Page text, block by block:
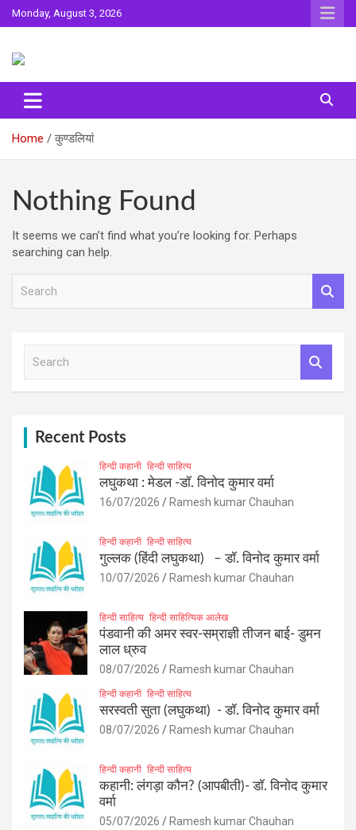
Skip
to
Monday, August 3, 2026
Surta
Home कुण्डलियां
Nothing Found
It seems we can’t find what you’re looking for. Perhaps
searching can help.
Recent Posts
हिन्दी कहानी हिन्दी साहित्य
लघुकथा : मेडल -डॉ. विनोद कुमार वर्मा
16/07/2026 Ramesh kumar Chauhan
हिन्दी कहानी हिन्दी साहित्य
गुल्लक (हिंदी लघुकथा) – डॉ. विनोद कुमार वर्मा
10/07/2026 Ramesh kumar Chauhan
हिन्दी साहित्य हिन्दी साहित्यिक आलेख
पंडवानी की अमर स्वर-सम्राज्ञी तीजन बाई- डुमन
लाल ध्रुव
08/07/2026 Ramesh kumar Chauhan
हिन्दी कहानी हिन्दी साहित्य
सरस्वती सुता (लघुकथा) ​- डॉ. विनोद कुमार वर्मा
08/07/2026 Ramesh kumar Chauhan
हिन्दी कहानी हिन्दी साहित्य
कहानी: लंगड़ा कौन? (आपबीती)​- डॉ. विनोद कुमार
वर्मा
05/07/2026 Ramesh kumar Chauhan